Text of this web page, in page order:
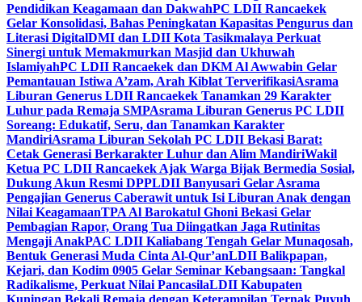
Pendidikan Keagamaan dan DakwahPC LDII Rancaekek
Gelar Konsolidasi, Bahas Peningkatan Kapasitas Pengurus dan
Literasi DigitalDMI dan LDII Kota Tasikmalaya Perkuat
Sinergi untuk Memakmurkan Masjid dan Ukhuwah
IslamiyahPC LDII Rancaekek dan DKM Al Awwabin Gelar
Pemantauan Istiwa A’zam, Arah Kiblat TerverifikasiAsrama
Liburan Generus LDII Rancaekek Tanamkan 29 Karakter
Luhur pada Remaja SMPAsrama Liburan Generus PC LDII
Soreang: Edukatif, Seru, dan Tanamkan Karakter
MandiriAsrama Liburan Sekolah PC LDII Bekasi Barat:
Cetak Generasi Berkarakter Luhur dan Alim MandiriWakil
Ketua PC LDII Rancaekek Ajak Warga Bijak Bermedia Sosial,
Dukung Akun Resmi DPPLDII Banyusari Gelar Asrama
Pengajian Generus Caberawit untuk Isi Liburan Anak dengan
Nilai KeagamaanTPA Al Barokatul Ghoni Bekasi Gelar
Pembagian Rapor, Orang Tua Diingatkan Jaga Rutinitas
Mengaji AnakPAC LDII Kaliabang Tengah Gelar Munaqosah,
Bentuk Generasi Muda Cinta Al-Qur’anLDII Balikpapan,
Kejari, dan Kodim 0905 Gelar Seminar Kebangsaan: Tangkal
Radikalisme, Perkuat Nilai PancasilaLDII Kabupaten